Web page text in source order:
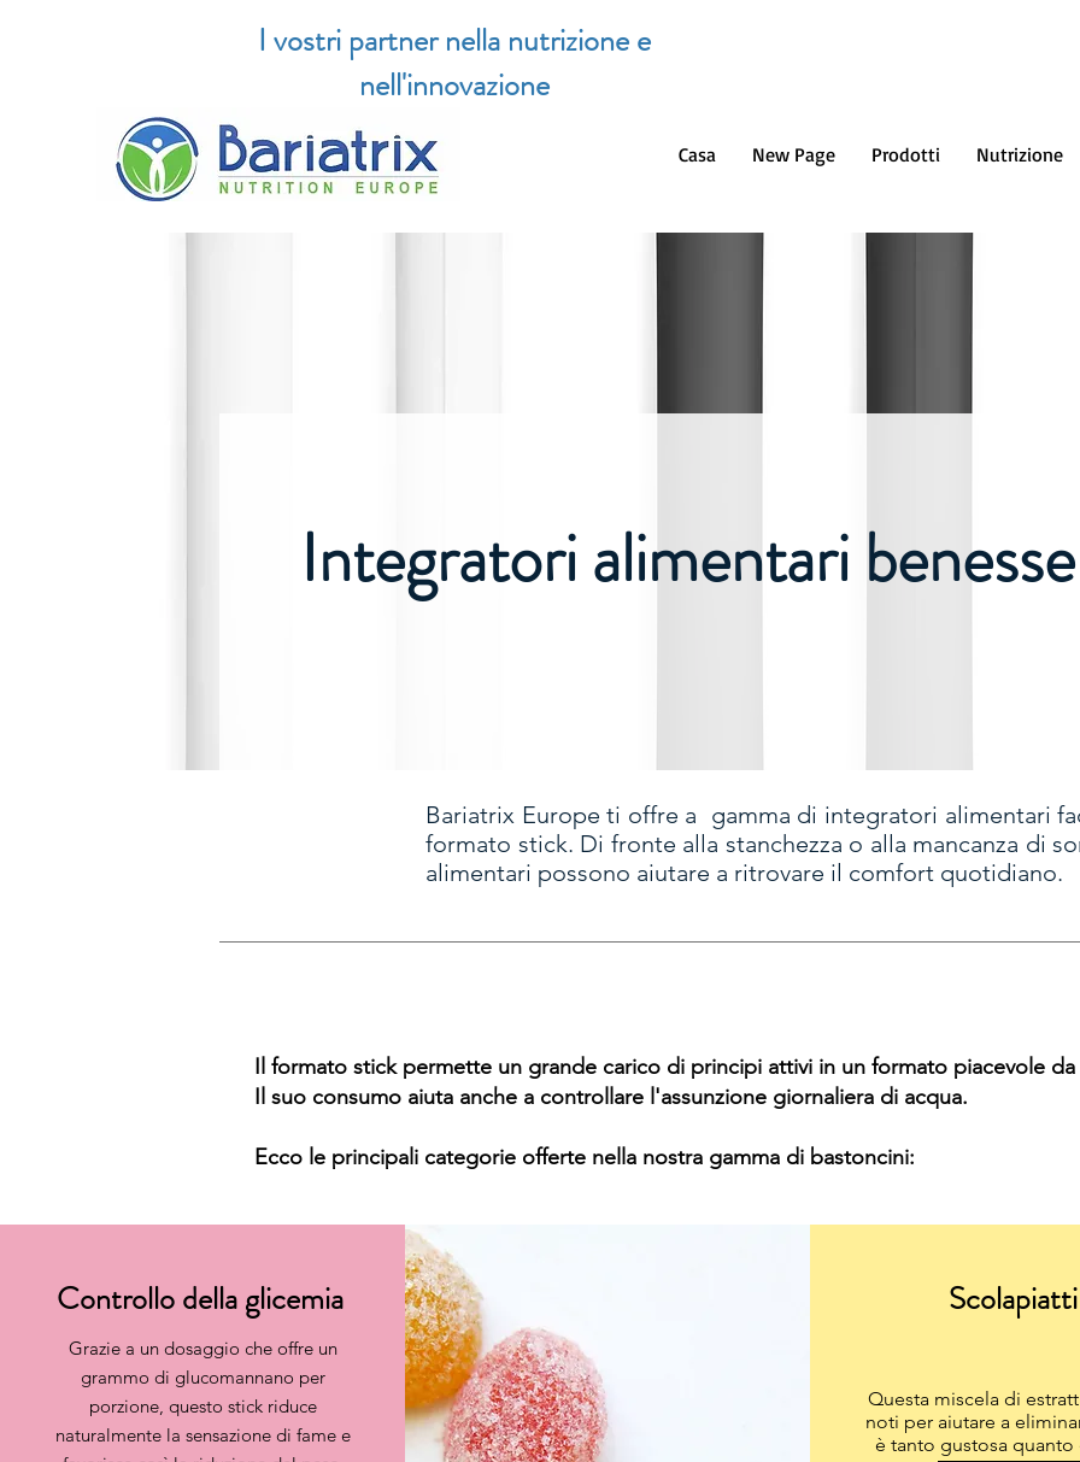
Casa New Page Prodotti Nutrizione
I vostri partner nella nutrizione e
nell'innovazione
Integratori alimentari
Bariatrix Europe ti offre a gamma di integratori alimentari
formato stick. Di fronte alla stanchezza o alla mancanza di
alimentari possono aiutare a ritrovare il comfort quotidiano.​
Il formato stick permette un grande carico di principi attivi in un formato piacevole
Il suo consumo aiuta anche a controllare l'assunzione giornaliera di acqua.
Ecco le principali categorie offerte nella nostra gamma di bastoncini:
Controllo della glicemia
Grazie a un dosaggio che offre un
grammo di glucomannano per
porzione, questo stick riduce
naturalmente la sensazione di fame e
Scolapiatti
Questa miscela di
noti per aiutare a
è tanto gustosa quanto